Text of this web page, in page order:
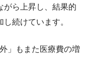
がら上昇し、結果的
続けています。
」もまた医療費の増